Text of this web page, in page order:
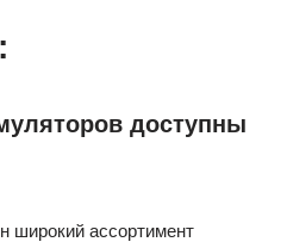
доступны
широкий ассортимент